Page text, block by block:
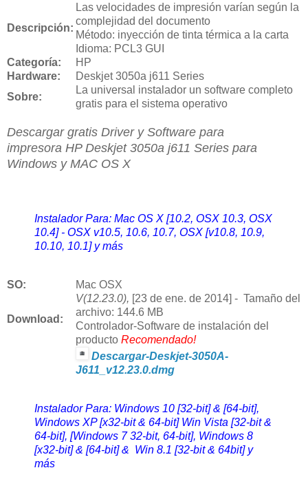
Descripción:
Las velocidades de impresión varían según la
complejidad del documento
Método: inyección de tinta térmica a la carta
Idioma: PCL3 GUI
Categoría:
HP
Hardware:
Deskjet 3050a j611 Series
Sobre:
La universal instalador un software completo
gratis para el sistema operativo
Descargar gratis Driver y Software para
impresora HP Deskjet 3050a j611 Series para
Windows y MAC OS X
Instalador Para: Mac OS X [10.2, OSX 10.3, OSX
10.4] - OSX v10.5, 10.6, 10.7, OSX [v10.8, 10.9,
10.10, 10.1] y más
SO: Mac OSX
Download :
V(12.23.0), [23 de ene. de 2014] - Tamaño del
archivo: 144.6 MB
Controlador-Software de instalación del
producto Recomendado!
Descargar-Deskjet-3050A-
J611_v12.23.0.dmg
Instalador Para: Windows 10 [32-bit] & [64-bit],
Windows XP [x32-bit & 64-bit] Win Vista [32-bit &
64-bit], [Windows 7 32-bit, 64-bit], Windows 8
[x32-bit] & [64-bit] & Win 8.1 [32-bit & 64bit] y
más